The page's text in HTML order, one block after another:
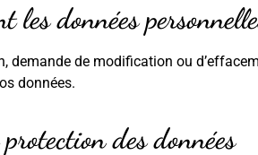
les données
demande de modification ou
données.
des données